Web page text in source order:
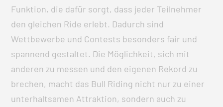
Funktion, die dafür sorgt, dass jeder Teilnehmer
den gleichen Ride erlebt. Dadurch sind
Wettbewerbe und Contests besonders fair und
spannend gestaltet. Die Möglichkeit, sich mit
anderen zu messen und den eigenen Rekord zu
brechen, macht das Bull Riding nicht nur zu einer
unterhaltsamen Attraktion, sondern auch zu